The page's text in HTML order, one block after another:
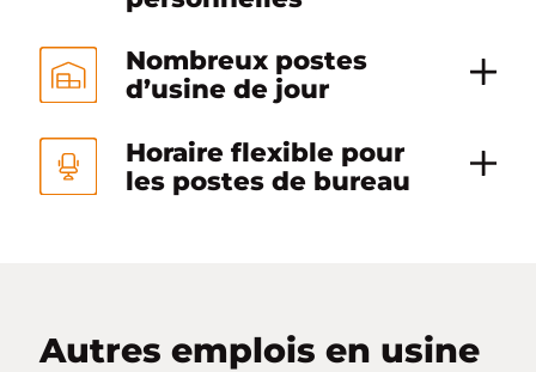
Nombreux postes
d’usine de jour
Horaire flexible pour
les postes de bureau
Autres emplois en usine